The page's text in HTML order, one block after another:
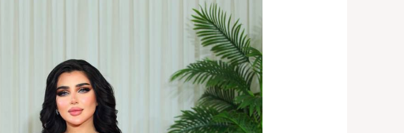
فساتين
سهرة
لون
أسود
وازرق